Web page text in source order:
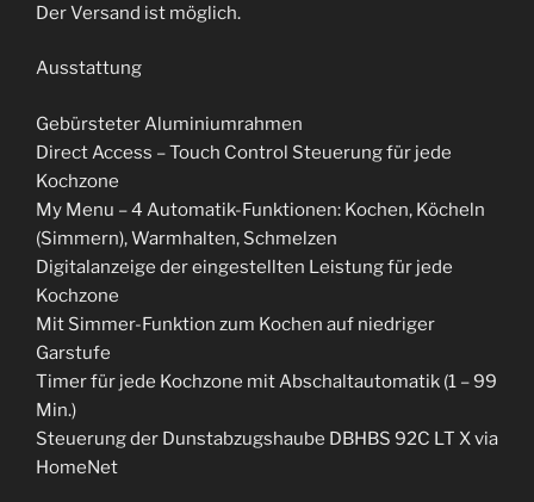
Der Versand ist möglich.
Ausstattung
Gebürsteter Aluminiumrahmen
Direct Access – Touch Control Steuerung für jede
Kochzone
My Menu – 4 Automatik-Funktionen: Kochen, Köcheln
(Simmern), Warmhalten, Schmelzen
Digitalanzeige der eingestellten Leistung für jede
Kochzone
Mit Simmer-Funktion zum Kochen auf niedriger
Garstufe
Timer für jede Kochzone mit Abschaltautomatik (1 – 99
Min.)
Steuerung der Dunstabzugshaube DBHBS 92C LT X via
HomeNet